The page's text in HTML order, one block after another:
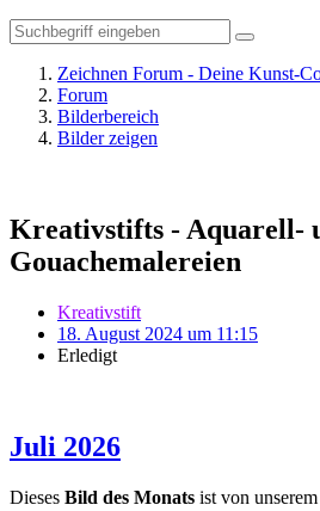
Zeichnen Forum - Deine Kunst-
Forum
Bilderbereich
Bilder zeigen
Kreativstifts - Aquarell-
Gouachemalereien
Kreativstift
18. August 2024 um 11:15
Erledigt
Juli 2026
Dieses Bild des Monats ist von